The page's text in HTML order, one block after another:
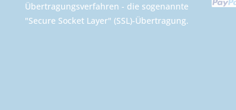
Übertragungsverfahren - die sogenannte
"Secure Socket Layer" (SSL)-Übertragung.